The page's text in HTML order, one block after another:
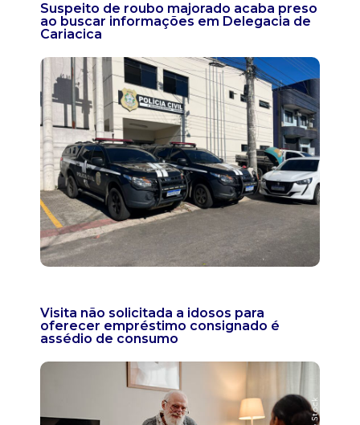
Suspeito de roubo majorado acaba preso
ao buscar informações em Delegacia de
Cariacica
Visita não solicitada a idosos para
oferecer empréstimo consignado é
assédio de consumo